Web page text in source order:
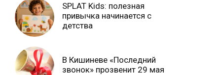
SPLAT Kids: полезная
привычка начинается с
детства
В Кишиневе «Последний
звонок» прозвенит 29 мая